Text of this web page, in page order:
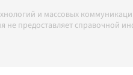
и массовых
не предоставляет справочной